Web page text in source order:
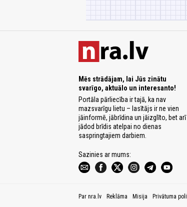
Mēs strādājam, lai Jūs zinātu
svarīgo, aktuālo un interesanto!
Portāla pārliecība ir tajā, ka nav
mazsvarīgu lietu – lasītājs ir ne vien
jāinformē, jābrīdina un jāizglīto, bet arī
jādod brīdis atelpai no dienas
saspringtajiem darbiem.
Sazinies ar mums:
Par nra.lv Reklāma Misija Privātuma